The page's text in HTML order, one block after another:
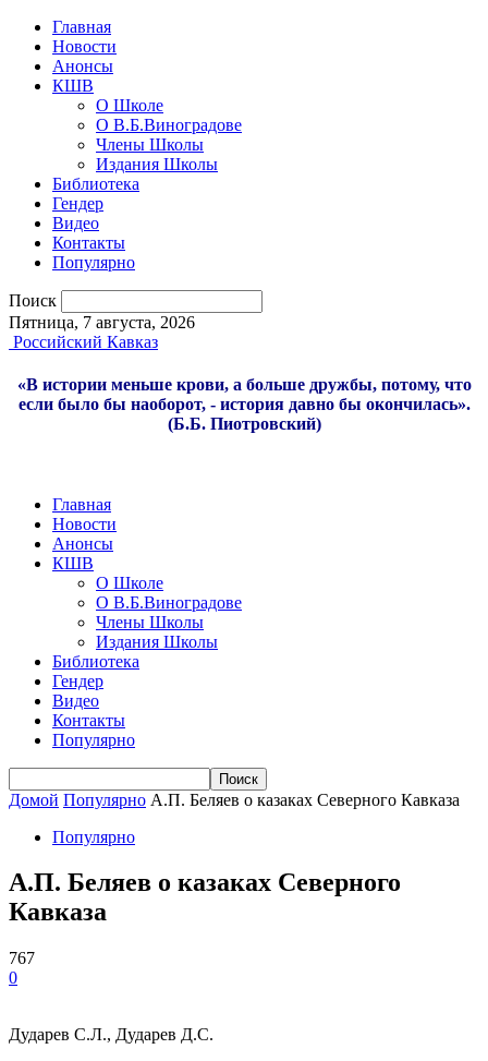
Главная
Новости
Анонсы
КШВ
О Школе
О В.Б.Виноградове
Члены Школы
Издания Школы
Библиотека
Гендер
Видео
Контакты
Популярно
Поиск
Пятница, 7 августа, 2026
Российский Кавказ
«В истории меньше крови, а больше дружбы, потому, что
если было бы наоборот, - история давно бы окончилась».
(Б.Б. Пиотровский)
Главная
Новости
Анонсы
КШВ
О Школе
О В.Б.Виноградове
Члены Школы
Издания Школы
Библиотека
Гендер
Видео
Контакты
Популярно
Домой Популярно А.П. Беляев о казаках Северного Кавказа
Популярно
А.П. Беляев о казаках Северного
Кавказа
767
0
Дударев С.Л., Дударев Д.С.